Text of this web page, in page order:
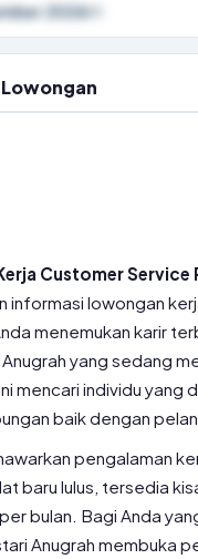
2026
Customer Service
informasi lowongan
menemukan karir
yang sedang
mencari individu yang
baik dengan
pengalaman
baru lulus, tersedia
bulan. Bagi Anda
Anugrah membuka